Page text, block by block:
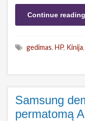
Continue reading
gedimas, HP, Kinija,
Samsung
permatomą